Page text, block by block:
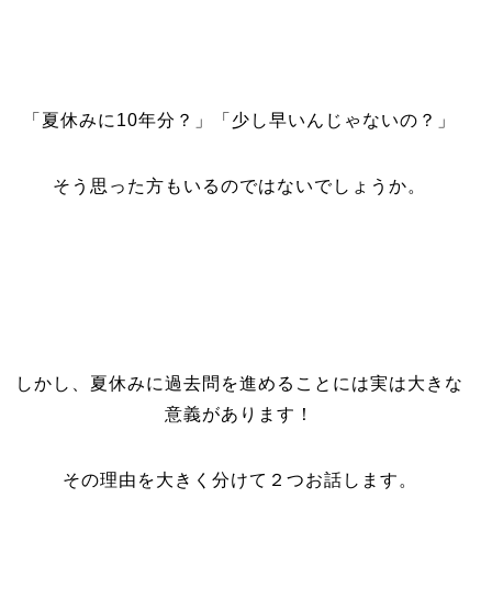
「夏休みに10年分？」「少し早いんじゃないの？」
そう思った方もいるのではないでしょうか。
しかし、夏休みに過去問を進めることには実は大きな
意義があります！
その理由を大きく分けて２つお話します。